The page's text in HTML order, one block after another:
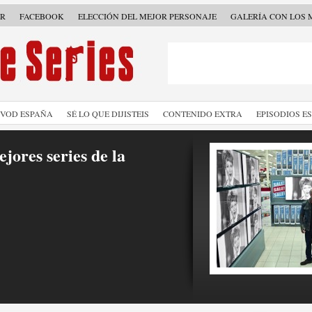
FACEBOOK ELECCIÓN DEL MEJOR PERSONAJE GALERÍA CON LOS
ESPAÑA SÉ LO QUE DIJISTEIS CONTENIDO EXTRA EPISODIOS
series de la